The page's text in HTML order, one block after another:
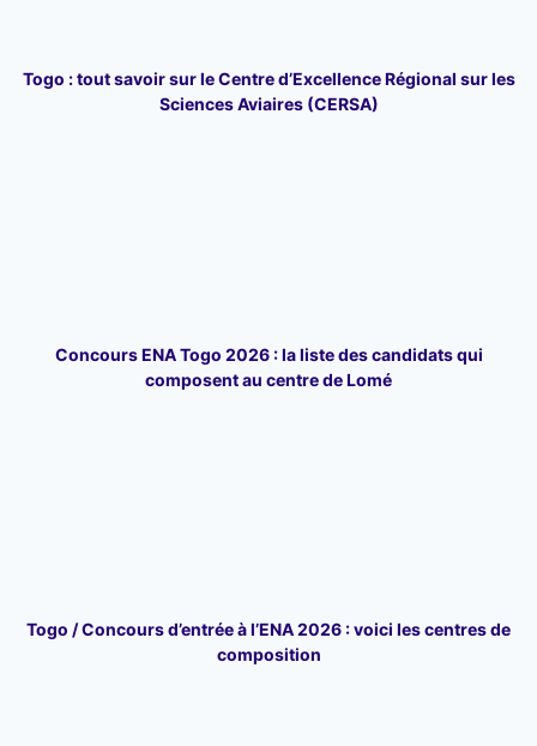
Togo : tout savoir sur le Centre d’Excellence Régional sur les
Sciences Aviaires (CERSA)
Concours ENA Togo 2026 : la liste des candidats qui
composent au centre de Lomé
Togo / Concours d’entrée à l’ENA 2026 : voici les centres de
composition